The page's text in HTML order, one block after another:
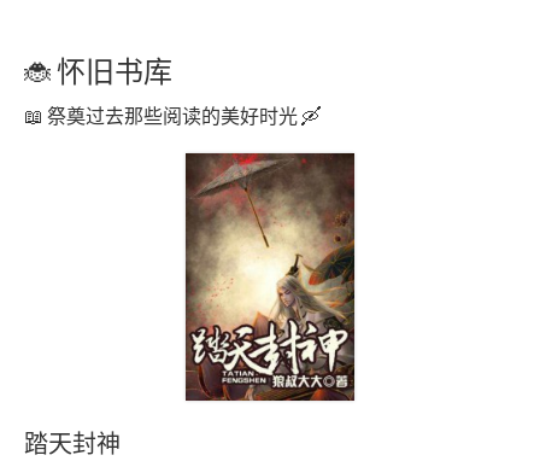
怀旧书库
祭奠过去那些阅读的美好时光
踏天封神